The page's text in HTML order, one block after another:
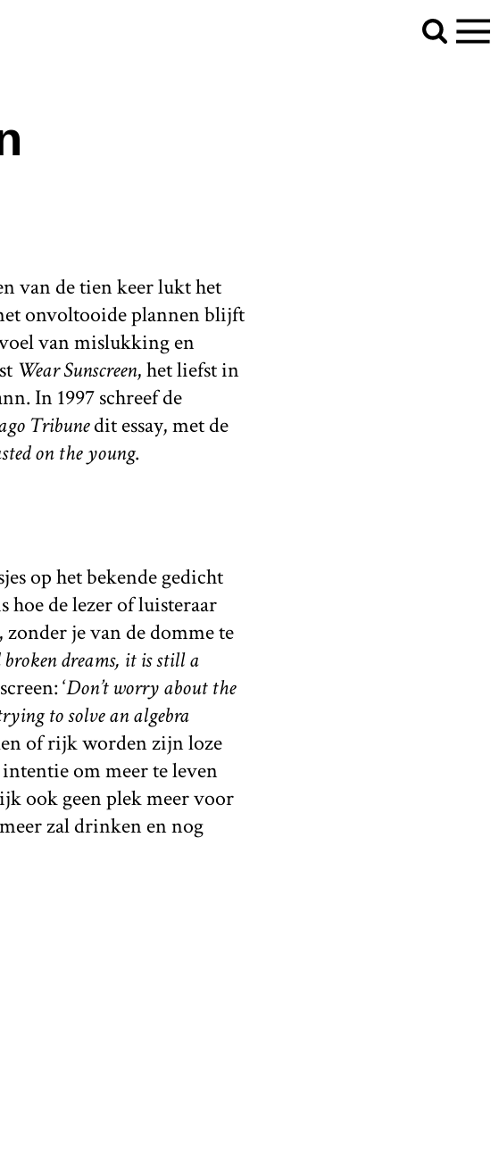
van de tien keer lukt het
onvoltooide plannen blijft
van mislukking en
Wear Sunscreen, het liefst in
In 1997 schreef de
Tribunedit essay, met de
on the young.
op het bekende gedicht
hoe de lezer of luisteraar
je van de domme te
dreams, it is still a
‘Don’t worry about the
to solve an algebra
of rijk worden zijn loze
om meer te leven
ook geen plek meer voor
zal drinken en nog